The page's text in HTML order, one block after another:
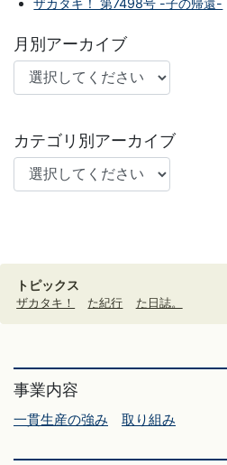
月別アーカイブ
カテゴリ別アーカイブ
トピックス
ザカタキ！ た紀行 た日誌。
事業内容
一貫生産の強み 取り組み